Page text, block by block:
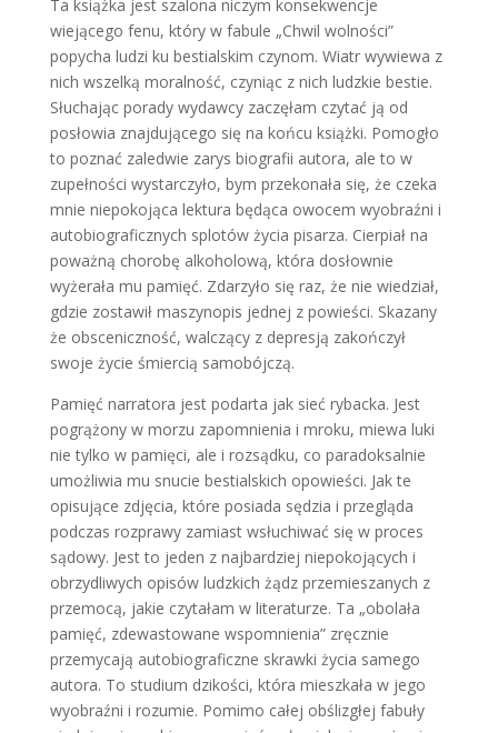
Ta książka jest szalona niczym konsekwencje
wiejącego fenu, który w fabule „Chwil wolności”
popycha ludzi ku bestialskim czynom. Wiatr wywiewa z
nich wszelką moralność, czyniąc z nich ludzkie bestie.
Słuchając porady wydawcy zaczęłam czytać ją od
posłowia znajdującego się na końcu książki. Pomogło
to poznać zaledwie zarys biografii autora, ale to w
zupełności wystarczyło, bym przekonała się, że czeka
mnie niepokojąca lektura będąca owocem wyobraźni i
autobiograficznych splotów życia pisarza. Cierpiał na
poważną chorobę alkoholową, która dosłownie
wyżerała mu pamięć. Zdarzyło się raz, że nie wiedział,
gdzie zostawił maszynopis jednej z powieści. Skazany
że obsceniczność, walczący z depresją zakończył
swoje życie śmiercią samobójczą.
Pamięć narratora jest podarta jak sieć rybacka. Jest
pogrążony w morzu zapomnienia i mroku, miewa luki
nie tylko w pamięci, ale i rozsądku, co paradoksalnie
umożliwia mu snucie bestialskich opowieści. Jak te
opisujące zdjęcia, które posiada sędzia i przegląda
podczas rozprawy zamiast wsłuchiwać się w proces
sądowy. Jest to jeden z najbardziej niepokojących i
obrzydliwych opisów ludzkich żądz przemieszanych z
przemocą, jakie czytałam w literaturze. Ta „obolała
pamięć, zdewastowane wspomnienia” zręcznie
przemycają autobiograficzne skrawki życia samego
autora. To studium dzikości, która mieszkała w jego
wyobraźni i rozumie. Pomimo całej obślizgłej fabuły